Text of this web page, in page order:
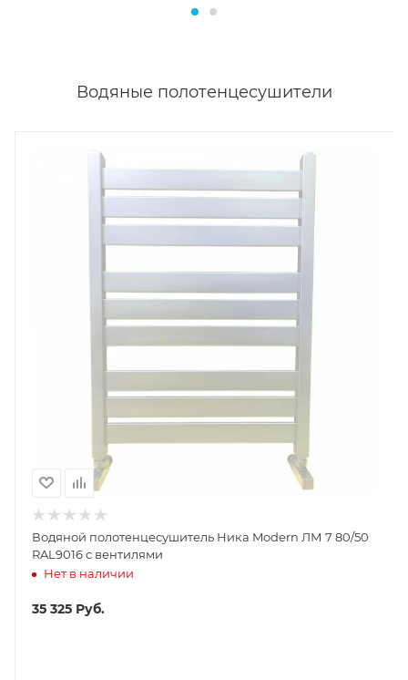
Водяные полотенцесушители
Водяной полотенцесушитель Ника Modern ЛМ 7 80/50
RAL9016 с вентилями
Нет в наличии
35 325 Руб.